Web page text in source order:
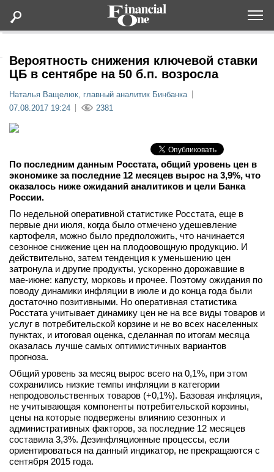
Статьи
Мероприятия
Новости
Интервью
вконтакте
телеграм
Стать автором
Вход
Вероятность снижения ключевой ставки
ЦБ в сентябре на 50 б.п. возросла
Наталья Ващелюк, главный аналитик Бинбанка
07.08.2017 19:24
2381
По последним данным Росстата, общий уровень цен в
экономике за последние 12 месяцев вырос на 3,9%, что
оказалось ниже ожиданий аналитиков и цели Банка
России.
По недельной оперативной статистике Росстата, еще в
первые дни июля, когда было отмечено удешевление
картофеля, можно было предположить, что начинается
сезонное снижение цен на плодоовощную продукцию. И
действительно, затем тенденция к уменьшению цен
затронула и другие продукты, ускоренно дорожавшие в
мае-июне: капусту, морковь и прочее. Поэтому ожидания по
поводу динамики инфляции в июле и до конца года были
достаточно позитивными. Но оперативная статистика
Росстата учитывает динамику цен не на все виды товаров и
услуг в потребительской корзине и не во всех населенных
пунктах, и итоговая оценка, сделанная по итогам месяца
оказалась лучше самых оптимистичных вариантов
прогноза.
Общий уровень за месяц вырос всего на 0,1%, при этом
сохранились низкие темпы инфляции в категории
непродовольственных товаров (+0,1%). Базовая инфляция,
не учитывающая компоненты потребительской корзины,
цены на которые подвержены влиянию сезонных и
административных факторов, за последние 12 месяцев
составила 3,3%. Дезинфляционные процессы, если
ориентироваться на данный индикатор, не прекращаются с
сентября 2015 года.